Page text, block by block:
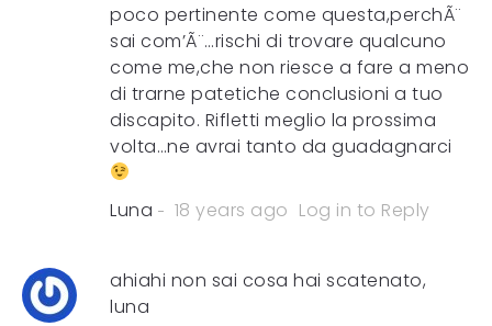
poco pertinente come questa,perchÃ¨
sai com’Ã¨…rischi di trovare qualcuno
come me,che non riesce a fare a meno
di trarne patetiche conclusioni a tuo
discapito. Rifletti meglio la prossima
volta…ne avrai tanto da guadagnarci
Luna 18 years ago Log in to Reply
ahiahi non sai cosa hai scatenato,
luna